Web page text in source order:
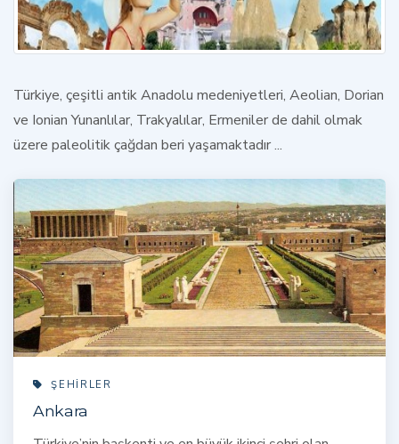
Türkiye, çeşitli antik Anadolu medeniyetleri, Aeolian, Dorian
ve Ionian Yunanlılar, Trakyalılar, Ermeniler de dahil olmak
üzere paleolitik çağdan beri yaşamaktadır ...
ŞEHIRLER
Ankara